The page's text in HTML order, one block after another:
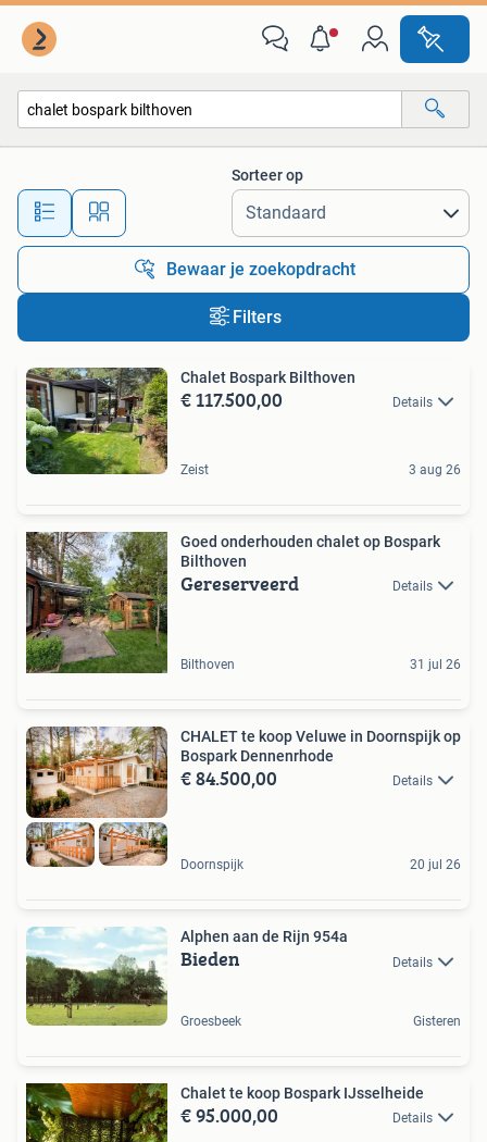
Alle afstanden…
Sorteer op
Bewaar je zoekopdracht
Filters
Chalet Bospark Bilthoven
€ 117.500,00 Details
Zeist 3 aug 26
Goed onderhouden chalet op Bospark
Bilthoven
Gereserveerd Details
Bilthoven 31 jul 26
CHALET te koop Veluwe in Doornspijk op
Bospark Dennenrhode
€ 84.500,00 Details
Doornspijk 20 jul 26
Alphen aan de Rijn 954a
Bieden Details
Groesbeek Gisteren
Chalet te koop Bospark IJsselheide
€ 95.000,00 Details